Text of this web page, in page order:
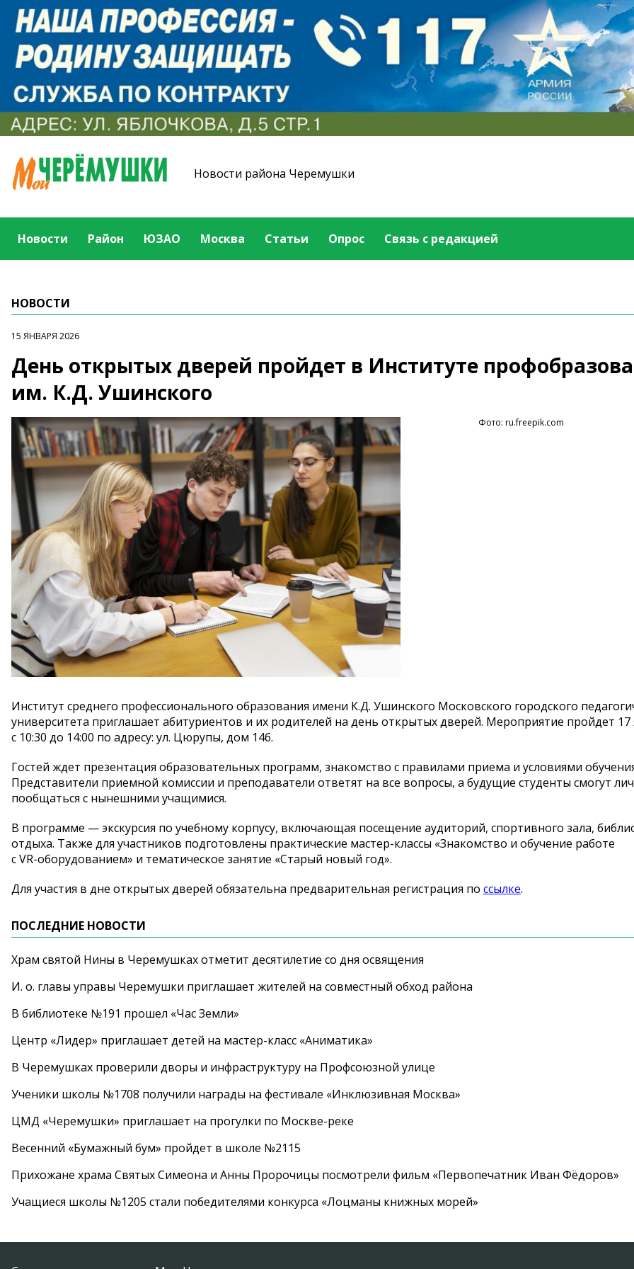
Новости района Черемушки
Новости Район ЮЗАО Москва Статьи Опрос Связь с редакцией
НОВОСТИ
15 ЯНВАРЯ 2026
День открытых дверей пройдет в Институте
им. К.Д. Ушинского
Фото: ru.freepik.com
Институт среднего профессионального образования имени К.Д. Ушинского Московского городского
университета приглашает абитуриентов и их родителей на день открытых дверей. Мероприятие пройдет 17
с 10:30 до 14:00 по адресу: ул. Цюрупы, дом 14б.
Гостей ждет презентация образовательных программ, знакомство с правилами приема и условиями
Представители приемной комиссии и преподаватели ответят на все вопросы, а будущие студенты смогут
пообщаться с нынешними учащимися.
В программе —экскурсия по учебному корпусу, включающая посещение аудиторий, спортивного зала,
отдыха. Также для участников подготовлены практические мастер-классы «Знакомство и обучение работе
сVR-оборудованием» и тематическое занятие «Старый новый год».
Для участия в дне открытых дверей обязательна предварительная регистрация по ссылке.
ПОСЛЕДНИЕ НОВОСТИ
Храм святой Нины в Черемушках отметит десятилетие со дня освящения
И. о. главы управы Черемушки приглашает жителей на совместный обход района
В библиотеке №191 прошел «Час Земли»
Центр «Лидер» приглашает детей на мастер-класс «Аниматика»
В Черемушках проверили дворы и инфраструктуру на Профсоюзной улице
Ученики школы №1708 получили награды на фестивале «Инклюзивная Москва»
ЦМД «Черемушки» приглашает на прогулки по Москве-реке
Весенний «Бумажный бум» пройдет в школе №2115
Прихожане храма Святых Симеона и Анны Пророчицы посмотрели фильм «Первопечатник Иван Фёдоров»
Учащиеся школы №1205 стали победителями конкурса «Лоцманы книжных морей»